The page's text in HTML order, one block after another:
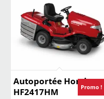
Autoportée Honda
HF2417HM
Promo !